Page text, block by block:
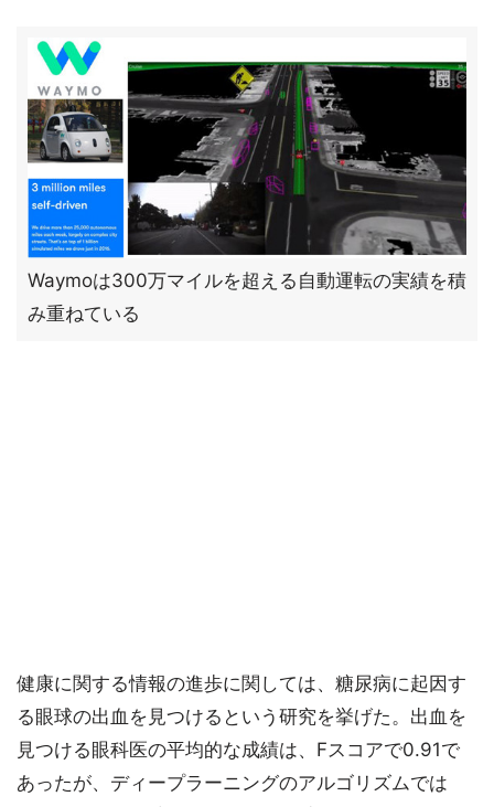
Waymoは300万マイルを超える自動運転の実績を積
み重ねている
健康に関する情報の進歩に関しては、糖尿病に起因す
る眼球の出血を見つけるという研究を挙げた。出血を
見つける眼科医の平均的な成績は、Fスコアで0.91で
あったが、ディープラーニングのアルゴリズムでは